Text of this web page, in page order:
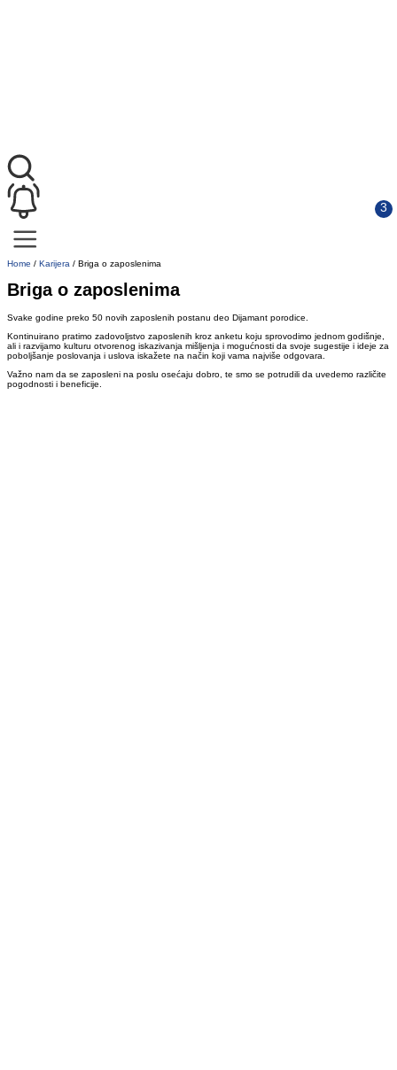
Home / Karijera / Briga o zaposlenima
Briga o zaposlenima
Svake godine preko 50 novih zaposlenih postanu deo Dijamant porodice.
Kontinuirano pratimo zadovoljstvo zaposlenih kroz anketu koju sprovodimo jednom godišnje,
ali i razvijamo kulturu otvorenog iskazivanja mišljenja i mogućnosti da svoje sugestije i ideje za
poboljšanje poslovanja i uslova iskažete na način koji vama najviše odgovara.
Važno nam da se zaposleni na poslu osećaju dobro, te smo se potrudili da uvedemo različite
pogodnosti i beneficije.